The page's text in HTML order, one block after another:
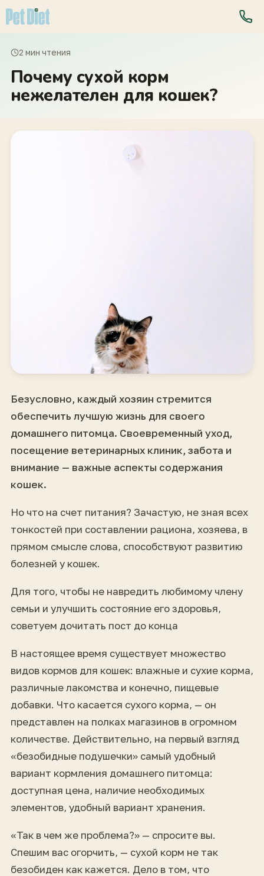
2 мин чтения
Почему сухой корм
нежелателен для кошек?
Безусловно, каждый хозяин стремится
обеспечить лучшую жизнь для своего
домашнего питомца. Своевременный уход,
посещение ветеринарных клиник, забота и
внимание — важные аспекты содержания
кошек.
Но что на счет питания? Зачастую, не зная всех
тонкостей при составлении рациона, хозяева, в
прямом смысле слова, способствуют развитию
болезней у кошек.
Для того, чтобы не навредить любимому члену
семьи и улучшить состояние его здоровья,
советуем дочитать пост до конца
В настоящее время существует множество
видов кормов для кошек: влажные и сухие корма,
различные лакомства и конечно, пищевые
добавки. Что касается сухого корма, — он
представлен на полках магазинов в огромном
количестве. Действительно, на первый взгляд
«безобидные подушечки» самый удобный
вариант кормления домашнего питомца:
доступная цена, наличие необходимых
элементов, удобный вариант хранения.
«Так в чем же проблема?» — спросите вы.
Спешим вас огорчить, — сухой корм не так
безобиден как кажется. Дело в том, что